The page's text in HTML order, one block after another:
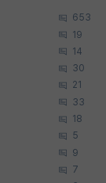
653
19
14
30
21
33
18
5
9
7